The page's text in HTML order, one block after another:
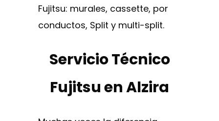
Fujitsu: murales, cassette, por
conductos, Split y multi-split.
Servicio Técnico
Fujitsu en Alzira